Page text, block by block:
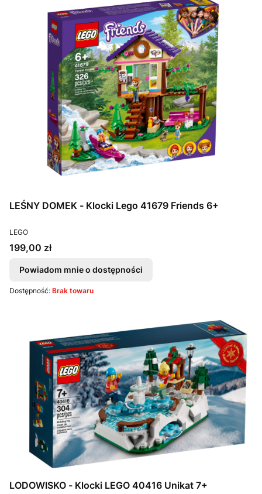
LEŚNY DOMEK - Klocki Lego 41679 Friends 6+
PRODUCENT
LEGO
Cena
199,00 zł
Powiadom mnie o dostępności
Dostępność: Brak towaru
LODOWISKO - Klocki LEGO 40416 Unikat 7+